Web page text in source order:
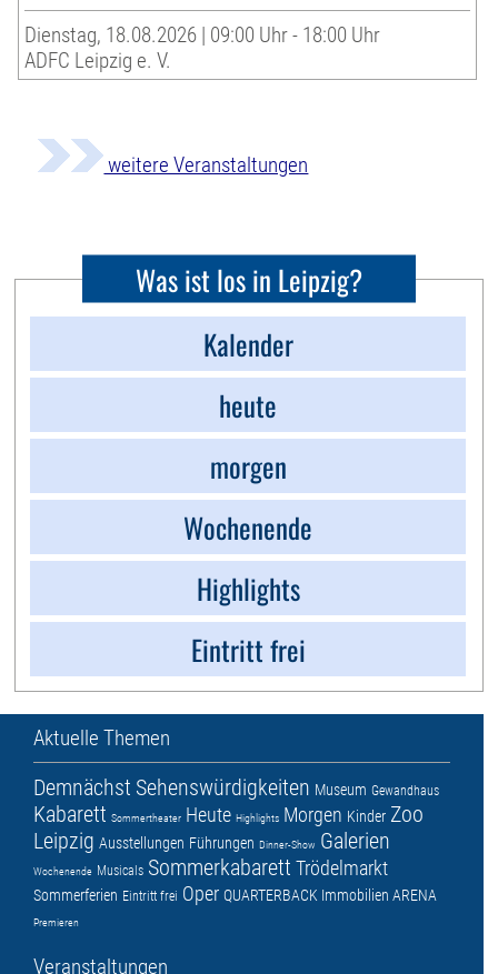
Dienstag, 18.08.2026 | 09:00 Uhr - 18:00 Uhr
ADFC Leipzig e. V.
weitere Veranstaltungen
Was ist los in Leipzig?
Kalender
heute
morgen
Wochenende
Highlights
Eintritt frei
Aktuelle Themen
Demnächst Sehenswürdigkeiten Museum Gewandhaus
Kabarett Sommertheater Heute Highlights Morgen Kinder Zoo
Leipzig Ausstellungen Führungen Dinner-Show Galerien
Wochenende Musicals Sommerkabarett Trödelmarkt
Sommerferien Eintritt frei Oper QUARTERBACK Immobilien ARENA
Premieren
Veranstaltungen